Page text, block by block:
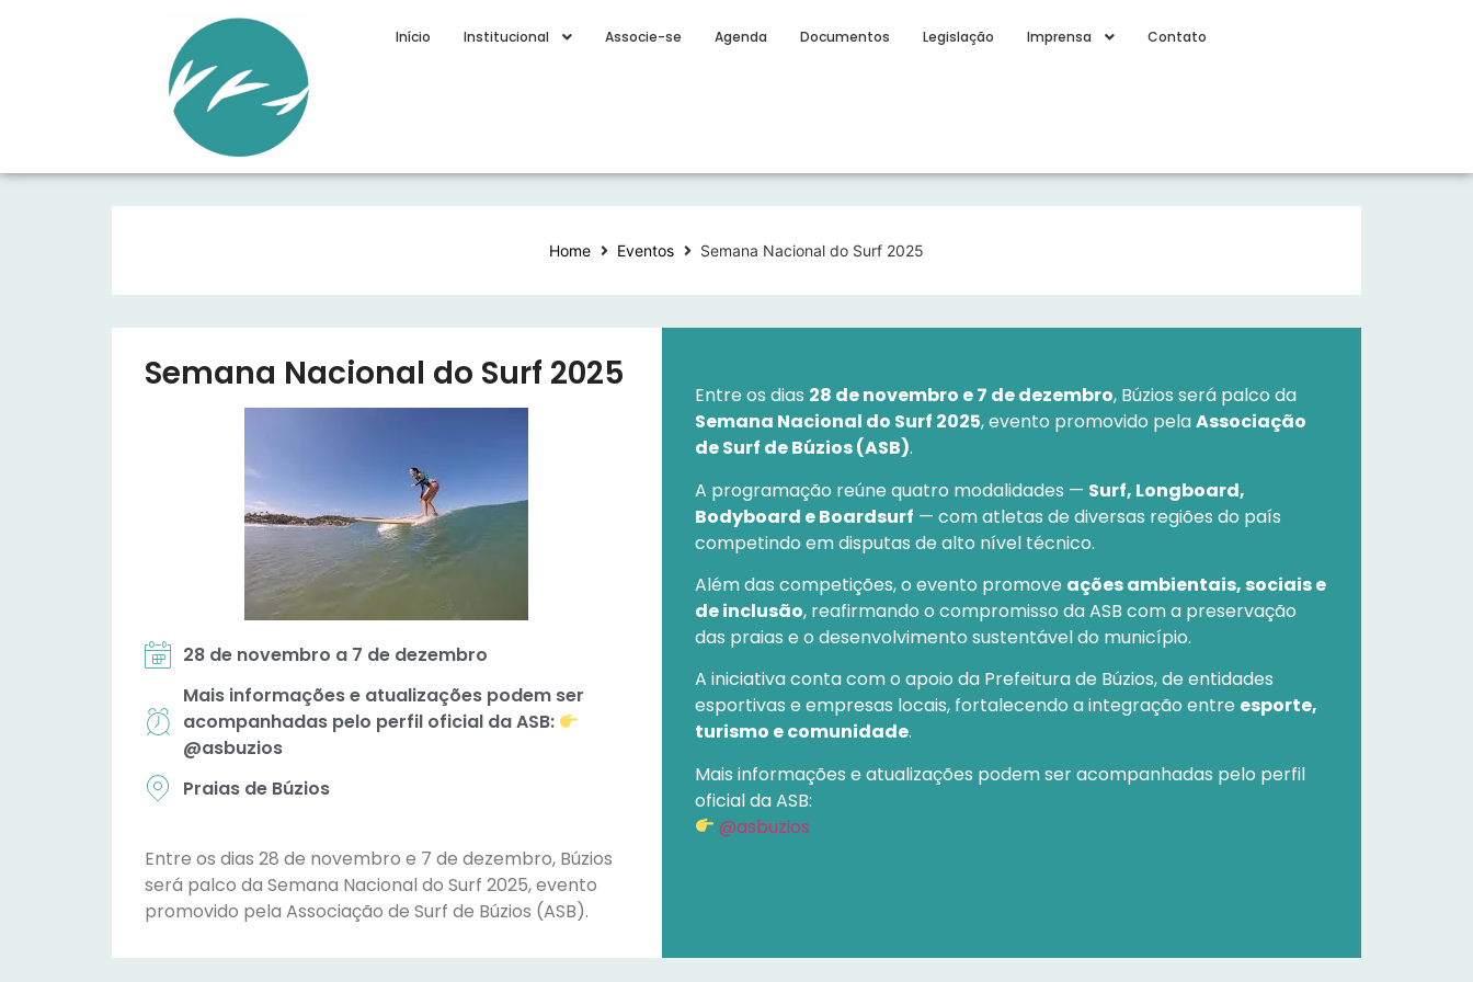
Início Institucional Associe-se Agenda Documentos Legislação Imprensa Contato
Home Eventos Semana Nacional do Surf 2025
Semana Nacional do Surf 2025
28 de novembro a 7 de dezembro
Mais informações e atualizações podem ser
acompanhadas pelo perfil oficial da ASB:
@asbuzios
Praias de Búzios
Entre os dias 28 de novembro e 7 de dezembro, Búzios
será palco da Semana Nacional do Surf 2025, evento
promovido pela Associação de Surf de Búzios (ASB).
Entre os dias 28 de novembro e 7 de dezembro, Búzios será palco da
Semana Nacional do Surf 2025, evento promovido pelaAssociação
de Surf de Búzios (ASB).
A programação reúne quatro modalidades — Surf, Longboard,
Bodyboard e Boardsurf — com atletas de diversas regiões do país
competindo em disputas de alto nível técnico.
Além das competições, o evento promove ações ambientais, sociais e
de inclusão, reafirmando o compromisso da ASB com a preservação
das praias e o desenvolvimento sustentável do município.
A iniciativa conta com o apoio da Prefeitura de Búzios, de entidades
esportivas e empresas locais, fortalecendo a integração entre esporte,
turismo e comunidade.
Mais informações e atualizações podem ser acompanhadas pelo perfil
oficial da ASB:
@asbuzios